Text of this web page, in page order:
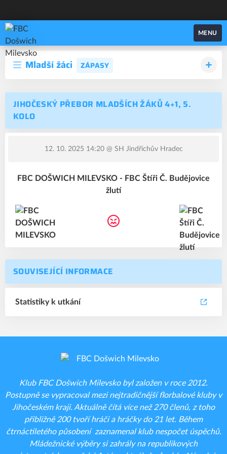
FBC Došwich Milevsko
MENU
Mladší žáci ZÁPASY
JIHOČESKÝ PŘEBOR MLADŠÍCH ŽÁKŮ 4+1, 5.
KOLO
12. 10. 2025 14:20@ SH Jindřichův Hradec
FBC DOŠWICH MILEVSKO - FBC Štíři Č. Budějovice
žlutí
SOUVISEJÍCÍ INFORMACE
Statistiky k utkání
Klub FBC Došwich Milevsko byl založen v roce 2012.
Postupně se vypracoval mezi nejtradičnější florbalové kluby v
Jihočeském kraji. Aktuálně čítá více než 270 členů, z toho
přibližně 200 tvoří hráči a hráčky do 21 let. Během
čtrnáctiletého působení zaznamenal klub nespočet úspěchů.
Mládežnické výběry si zahrály na republikových